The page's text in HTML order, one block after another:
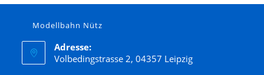
Modellbahn Nütz
Adresse:
Volbedingstrasse 2, 04357 Leipzig